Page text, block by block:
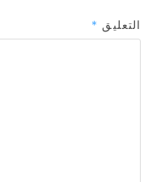
التعليق *